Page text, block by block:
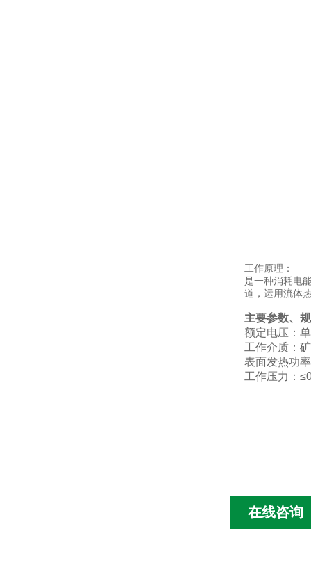
工作原理：
是一种消耗电
道，运用流体
主要参数、
额定电压：
工作介质：
表面发热功
工作压力：
在线咨询